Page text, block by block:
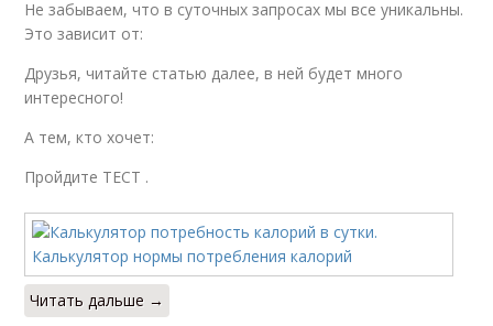
Не забываем, что в суточных запросах мы все уникальны.
Это зависит от:
Друзья, читайте статью далее, в ней будет много
интересного!
А тем, кто хочет:
Пройдите ТЕСТ .
Читать дальше →